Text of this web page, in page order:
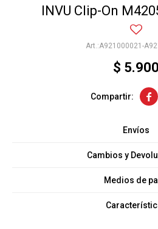
INVU Clip-On
A921000021-
$ 5.900

Envíos
Cambios y
Medios de